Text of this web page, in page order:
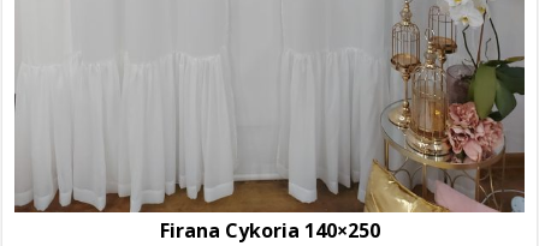
Firana Cykoria 140×250